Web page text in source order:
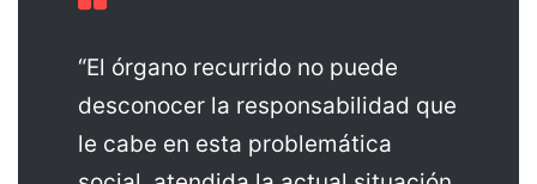
“El órgano recurrido no puede
desconocer la responsabilidad que
le cabe en esta problemática